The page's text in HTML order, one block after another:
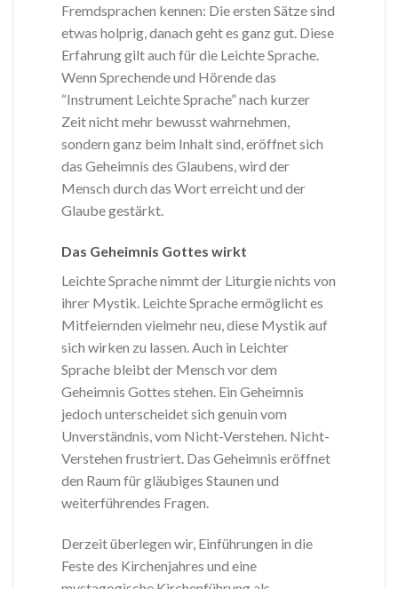
Fremdsprachen kennen: Die ersten Sätze sind
etwas holprig, danach geht es ganz gut. Diese
Erfahrung gilt auch für die Leichte Sprache.
Wenn Sprechende und Hörende das
“Instrument Leichte Sprache” nach kurzer
Zeit nicht mehr bewusst wahrnehmen,
sondern ganz beim Inhalt sind, eröffnet sich
das Geheimnis des Glaubens, wird der
Mensch durch das Wort erreicht und der
Glaube gestärkt.
Das Geheimnis Gottes wirkt
Leichte Sprache nimmt der Liturgie nichts von
ihrer Mystik. Leichte Sprache ermöglicht es
Mitfeiernden vielmehr neu, diese Mystik auf
sich wirken zu lassen. Auch in Leichter
Sprache bleibt der Mensch vor dem
Geheimnis Gottes stehen. Ein Geheimnis
jedoch unterscheidet sich genuin vom
Unverständnis, vom Nicht-Verstehen. Nicht-
Verstehen frustriert. Das Geheimnis eröffnet
den Raum für gläubiges Staunen und
weiterführendes Fragen.
Derzeit überlegen wir, Einführungen in die
Feste des Kirchenjahres und eine